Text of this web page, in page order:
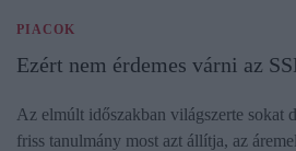
PIACOK
Ezért nem érdemes várni az
Az elmúlt időszakban világszerte sokat
friss tanulmány most azt állítja, az